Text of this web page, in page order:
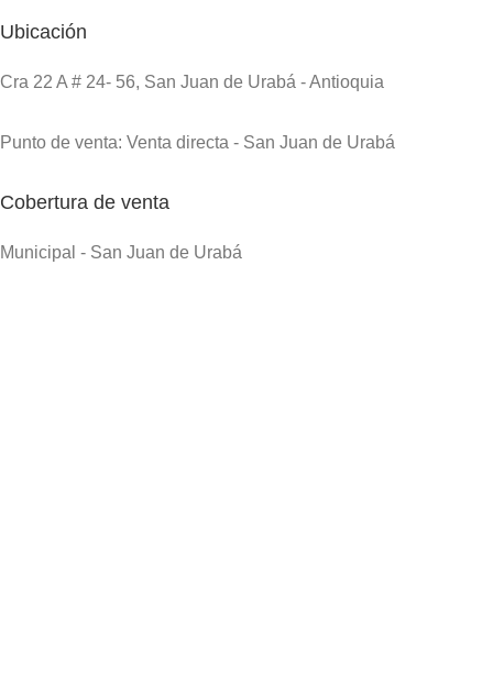
Ubicación
Cra 22 A # 24- 56, San Juan de Urabá - Antioquia
Punto de venta: Venta directa - San Juan de Urabá
Cobertura de venta
Municipal - San Juan de Urabá